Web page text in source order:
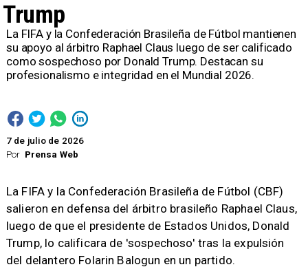
Por Prensa Web
Trump
7 de julio de 2026
La FIFA y la Confederación Brasileña de Fútbol mantienen
su apoyo al árbitro Raphael Claus luego de ser calificado
como sospechoso por Donald Trump. Destacan su
profesionalismo e integridad en el Mundial 2026.
La FIFA y la Confederación Brasileña de Fútbol (CBF)
salieron en defensa del árbitro brasileño Raphael Claus,
luego de que el presidente de Estados Unidos, Donald
Trump, lo calificara de 'sospechoso' tras la expulsión
del delantero Folarin Balogun en un partido.